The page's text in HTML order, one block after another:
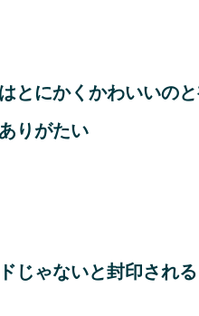
とにかくかわいいの
りがたい
じゃないと封印され